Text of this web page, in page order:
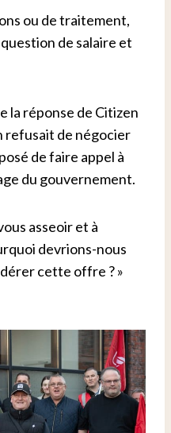
ou de traitement,
de salaire et
la réponse de Citizen
refusait de négocier
de faire appel à
du gouvernement.
asseoir et à
devrions-nous
cette offre ? »